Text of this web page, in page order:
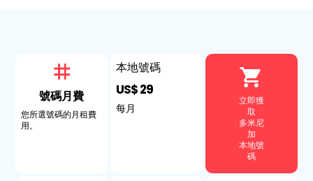
號碼月費
您所選號碼的月租費
用。
本地號碼
US$ 29
每月
立即獲
取
多米尼
加
本地號
碼